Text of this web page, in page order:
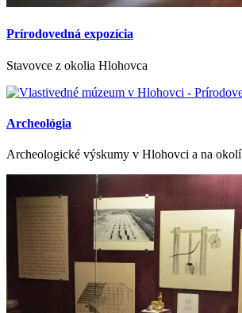
Prírodovedná expozícia
Stavovce z okolia Hlohovca
Archeológia
Archeologické výskumy v Hlohovci a na okolí